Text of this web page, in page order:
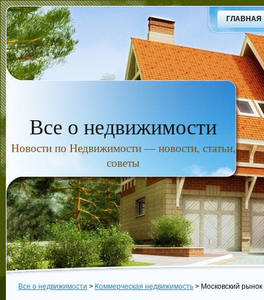
Все о недвижимости
Новости по Недвижимости — новости, статьи,
советы
ГЛАВНАЯ
Все о недвижимости > Коммерческая недвижимость > Московский